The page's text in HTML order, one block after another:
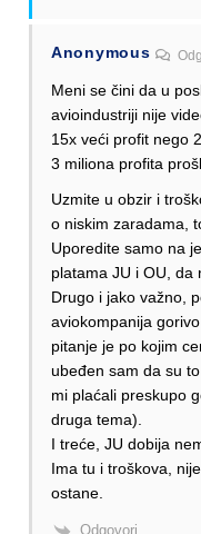
Anonymous
Meni se čini da u
avioindustriji nije
15x veći profit nego
3 miliona profita
Uzmite u obzir i
o niskim zaradama,
Uporedite samo na
platama JU i OU, da
Drugo i jako važno,
aviokompanija
pitanje je po kojim
ubeđen sam da su
mi plaćali preskupo
druga tema).
I treće, JU dobija
Ima tu i troškova,
ostane.
Odgovori